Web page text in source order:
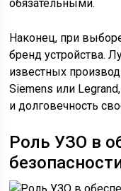
обязательными.
Наконец, при
бренд устройства.
известных
Siemens или
и долговечность
Роль УЗО в